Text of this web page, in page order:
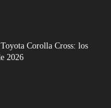
Corolla Cross: los
2026